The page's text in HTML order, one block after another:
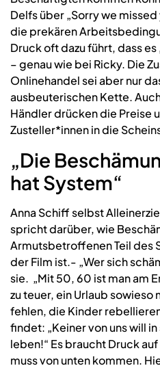
Delfs über „Sorry we
die prekären
Druck oft dazu führt, dass
– genau wie bei Ricky. Die
Onlinehandel sei aber nur
ausbeuterischen Kette.
Händler drücken die Preise
Zusteller*innen in die
„Die
hat System“
Anna Schiff selbst
spricht darüber, wie
Armutsbetroffenen Teil des
der Film ist.- „Wer sich
sie. „Mit 50, 60 ist man am
zu teuer, ein Urlaub sowieso
fehlen, die Kinder
findet: „Keiner von uns will
leben!“ Es braucht Druck
muss von unten kommen.